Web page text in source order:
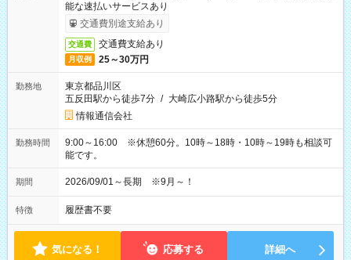
能な速払いサービスあり
交通費別途支給あり
交通費 交通費支給あり
月収例 25～30万円
勤務地
東京都品川区
五反田駅から徒歩7分 / 大崎広小路駅から徒歩5分
情報通信会社
勤務時間
9:00～16:00 ※休憩60分。10時～18時・10時～19時も相談可
能です。
期間 2026/09/01～長期 ※9月～！
特徴 履歴書不要
気になる！ 応募する 詳細へ